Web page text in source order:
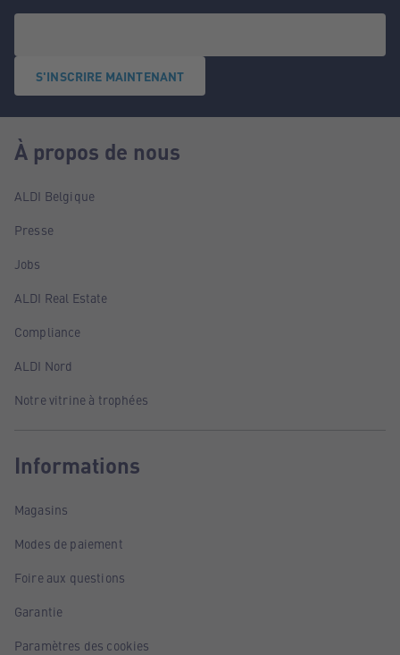
S'INSCRIRE MAINTENANT
À propos de nous
ALDI Belgique
Presse
Jobs
ALDI Real Estate
Compliance
ALDI Nord
Notre vitrine à trophées
Informations
Magasins
Modes de paiement
Foire aux questions
Garantie
Paramètres des cookies